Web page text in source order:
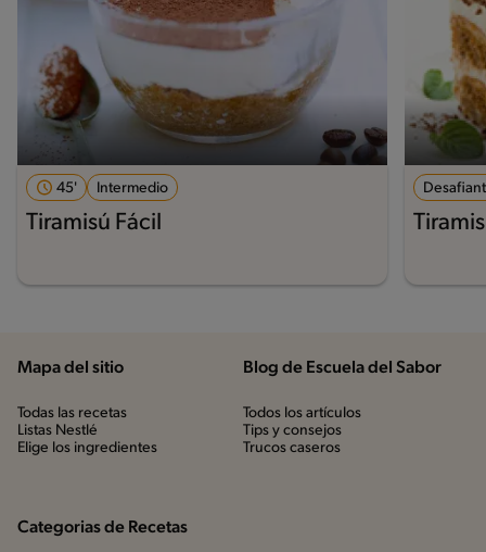
45' Intermedio
Tiramisú Fácil
Mapa del sitio
Todas las recetas
Listas Nestlé
Elige los ingredientes
Blog de Escuela del Sabor
Todos los artículos
Tips y consejos
Trucos caseros
Categorias de Recetas